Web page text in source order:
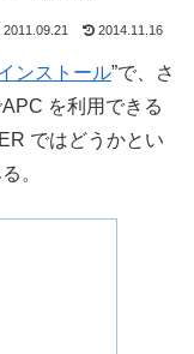
2011.09.21 2014.11.16
ンストール”で、さ
を利用できる
ではどうかとい
。